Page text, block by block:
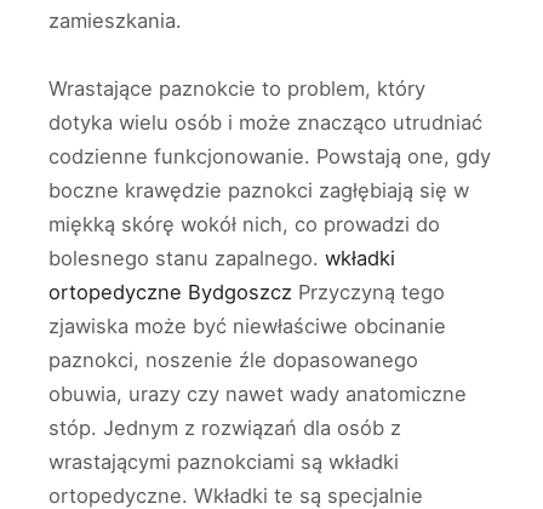
zamieszkania.
Wrastające paznokcie to problem, który
dotyka wielu osób i może znacząco utrudniać
codzienne funkcjonowanie. Powstają one, gdy
boczne krawędzie paznokci zagłębiają się w
miękką skórę wokół nich, co prowadzi do
bolesnego stanu zapalnego. wkładki
ortopedyczne Bydgoszcz Przyczyną tego
zjawiska może być niewłaściwe obcinanie
paznokci, noszenie źle dopasowanego
obuwia, urazy czy nawet wady anatomiczne
stóp. Jednym z rozwiązań dla osób z
wrastającymi paznokciami są wkładki
ortopedyczne. Wkładki te są specjalnie